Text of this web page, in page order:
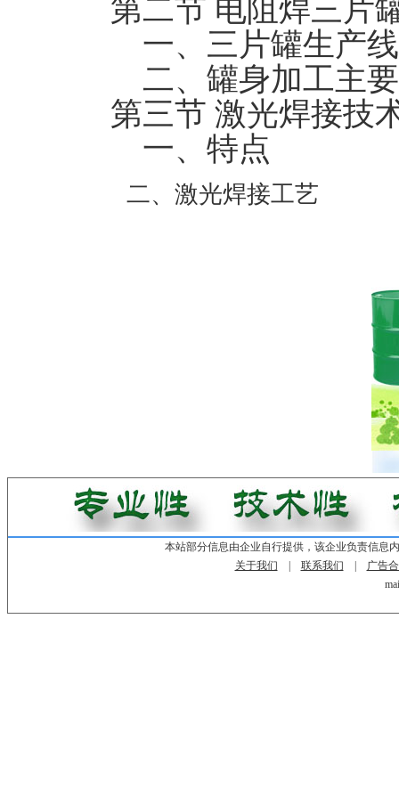
第二节 电阻焊三片
一、三片罐生产线
二、罐身加工主要
第三节 激光焊接技
一、特点
二、激光焊接工艺
本站部分信息由企业自行提供，该企业负责信息
关于我们
联系我们
广告